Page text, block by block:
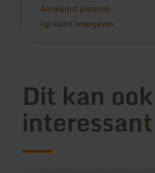
Aankomst plannen
Op kaart weergeven
Dit kan ook